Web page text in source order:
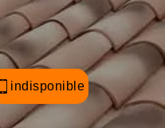
indisponible